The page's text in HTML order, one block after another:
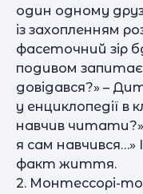
один одному
із захопленням
фасеточний зір
подивом
довідався?» –
у енциклопедії в
навчив
я сам навчився…»
факт життя.
2. Монтессорі-